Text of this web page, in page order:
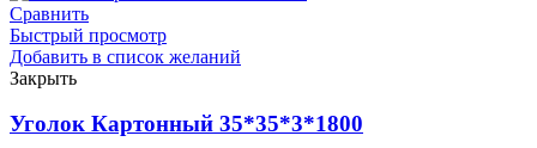
Сравнить
Быстрый просмотр
Добавить в список желаний
Закрыть
Уголок Картонный 35*35*3*1800